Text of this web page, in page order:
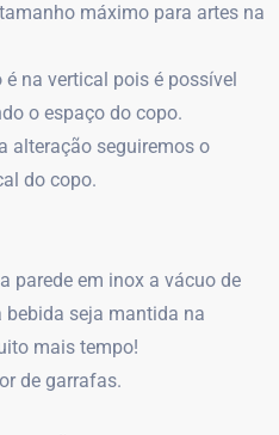
tamanho máximo para artes na
na vertical pois é possível
o espaço do copo.
alteração seguiremos o
do copo.
parede em inox a vácuo de
bebida seja mantida na
mais tempo!
de garrafas.